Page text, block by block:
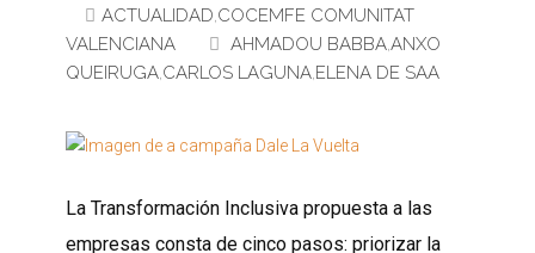
ACTUALIDAD,COCEMFE COMUNITAT
VALENCIANA
AHMADOU BABBA,ANXO
QUEIRUGA,CARLOS LAGUNA,ELENA DE SAA
La Transformación Inclusiva propuesta a las
empresas consta de cinco pasos: priorizar la